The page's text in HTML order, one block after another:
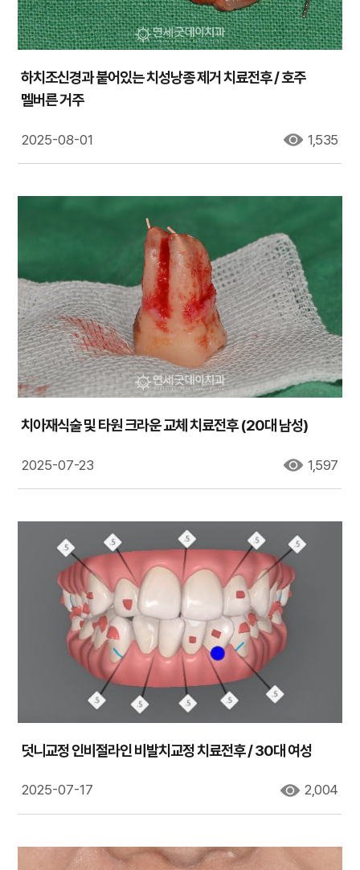
하치조신경과 붙어있는 치성낭종 제거 치료전후 / 호주
멜버른 거주
2025-08-01 1,535
치아재식술 및 타원 크라운 교체 치료전후 (20대 남성)
2025-07-23 1,597
덧니교정 인비절라인 비발치교정 치료전후 / 30대 여성
2025-07-17 2,004